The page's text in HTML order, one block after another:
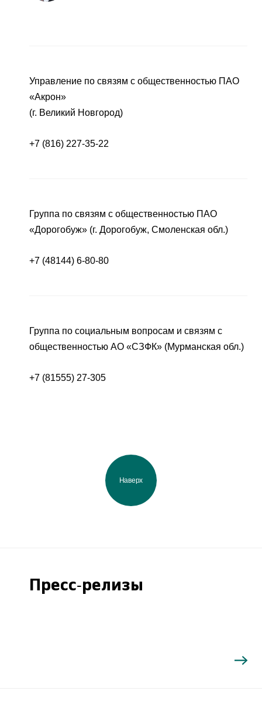
Управление по связям с общественностью ПАО
«Акрон»
(г. Великий Новгород)
+7 (816) 227-35-22
Группа по связям с общественностью ПАО
«Дорогобуж» (г. Дорогобуж, Смоленская обл.)
+7 (48144) 6-80-80
Группа по социальным вопросам и связям с
общественностью АО «СЗФК» (Мурманская обл.)
+7 (81555) 27-305
Наверх
Пресс-релизы